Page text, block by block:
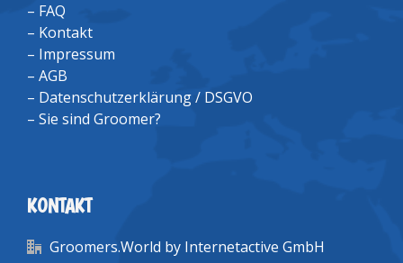
– FAQ
– Kontakt
– Impressum
– AGB
– Datenschutzerklärung / DSGVO
– Sie sind Groomer?
KONTAKT
Groomers.World by Internetactive GmbH